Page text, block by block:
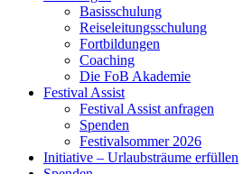
Basisschulung
Reiseleitungsschulung
Fortbildungen
Coaching
Die FoB Akademie
Festival Assist
Festival Assist anfragen
Spenden
Festivalsommer 2026
Initiative – Urlaubsträume erfüllen